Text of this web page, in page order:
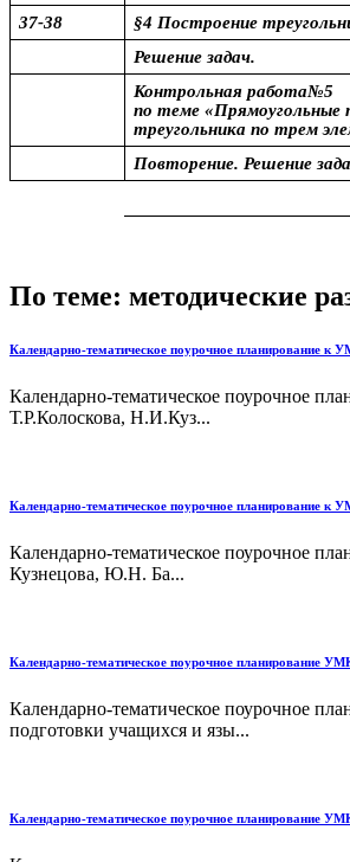
37-38 §4 Построение
Решение задач.
Контрольная работа№5
по теме «Прямоугольные
треугольника по трем
Повторение. Решение
По теме: методические
Календарно-тематическое поурочное планирование к
Календарно-тематическое поурочное
Т.Р.Колоскова, Н.И.Куз...
Календарно-тематическое поурочное планирование
Календарно-тематическое поурочное
Кузнецова, Ю.Н. Ба...
Календарно-тематическое поурочное планирование
Календарно-тематическое поурочное
подготовки учащихся и язы...
Календарно-тематическое поурочное планирование